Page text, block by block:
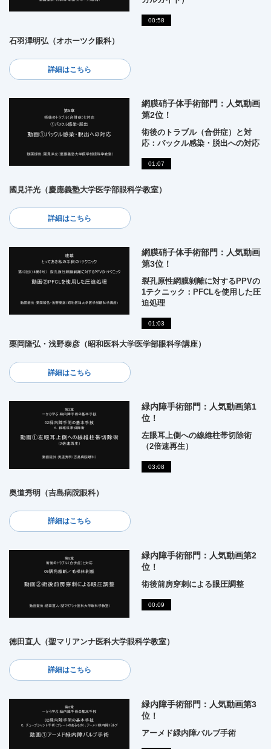
00:58
石羽澤明弘（オホーツク眼科）
詳細はこちら
網膜硝子体手術部門：人気動画
第2位！
術後のトラブル（合併症）と対
応：バックル感染・脱出への対応
01:07
國見洋光（慶應義塾大学医学部眼科学教室）
詳細はこちら
網膜硝子体手術部門：人気動画
第3位！
裂孔原性網膜剝離に対するPPVの
1テクニック：PFCLを使用した圧
迫処理
01:03
栗岡隆弘・浅野泰彦（昭和医科大学医学部眼科学講座）
詳細はこちら
緑内障手術部門：人気動画第1
位！
左眼耳上側への線維柱帯切除術
（2倍速再生）
03:08
奥道秀明（吉島病院眼科）
詳細はこちら
緑内障手術部門：人気動画第2
位！
術後前房穿刺による眼圧調整
00:09
徳田直人（聖マリアンナ医科大学眼科学教室）
詳細はこちら
緑内障手術部門：人気動画第3
位！
アーメド緑内障バルブ手術